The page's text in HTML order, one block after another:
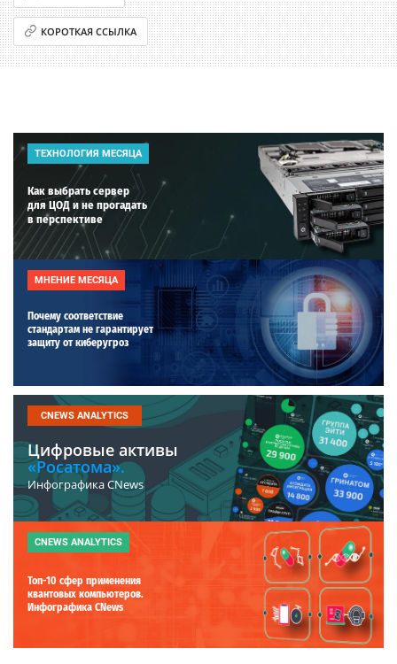
КОРОТКАЯ ССЫЛКА
ТЕХНОЛОГИЯ МЕСЯЦА
Как выбрать сервер
для ЦОД и не прогадать
в перспективе
МНЕНИЕ МЕСЯЦА
Почему соответствие
стандартам не гарантирует
защиту от киберугроз
CNEWS ANALYTICS
Цифровые активы
«Росатома».
Инфографика CNews
CNEWS ANALYTICS
Топ-10 сфер применения
квантовых компьютеров.
Инфографика CNews